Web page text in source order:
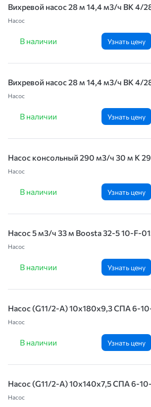
Вихревой насос 28 м 14,4 м3/ч ВК 4/
Насос
В наличии Узнать цену
Вихревой насос 28 м 14,4 м3/ч ВК 4/
Насос
В наличии Узнать цену
Насос консольный 290 м3/ч 30 м К
Насос
В наличии Узнать цену
Насос 5 м3/ч 33 м Boosta 32-5 10-F-
Насос
В наличии Узнать цену
Насос (G11/2-A) 10x180x9,3 СПА 6-
Насос
В наличии Узнать цену
Насос (G11/2-A) 10x140x7,5 СПА 6-
Насос